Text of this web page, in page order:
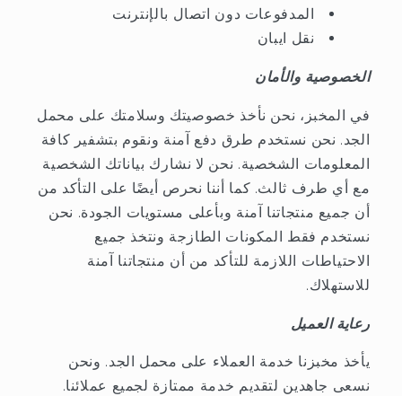
المدفوعات دون اتصال بالإنترنت
نقل ايبان
الخصوصية والأمان
في المخبز، نحن نأخذ خصوصيتك وسلامتك على محمل
الجد. نحن نستخدم طرق دفع آمنة ونقوم بتشفير كافة
المعلومات الشخصية. نحن لا نشارك بياناتك الشخصية
مع أي طرف ثالث. كما أننا نحرص أيضًا على التأكد من
أن جميع منتجاتنا آمنة وبأعلى مستويات الجودة. نحن
نستخدم فقط المكونات الطازجة ونتخذ جميع
الاحتياطات اللازمة للتأكد من أن منتجاتنا آمنة
للاستهلاك.
رعاية العميل
يأخذ مخبزنا خدمة العملاء على محمل الجد. ونحن
نسعى جاهدين لتقديم خدمة ممتازة لجميع عملائنا.